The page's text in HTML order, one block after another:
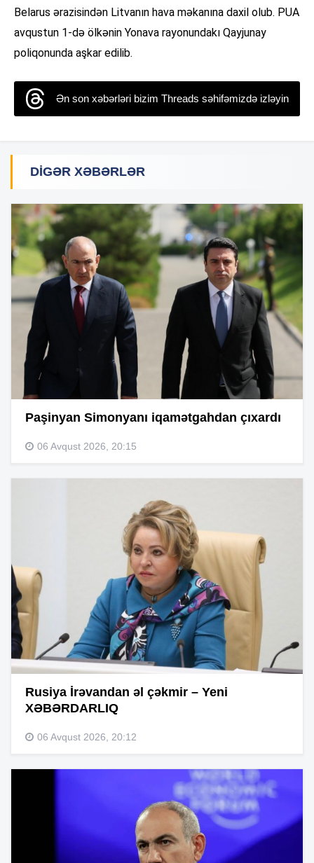
Belarus ərazisindən Litvanın hava məkanına daxil olub. PUA
avqustun 1-də ölkənin Yonava rayonundakı Qayjunay
poliqonunda aşkar edilib.
Ən son xəbərləri bizim Threads səhifəmizdə izləyin
DIGƏR XƏBƏRLƏR
Paşinyan Simonyanı iqamətgahdan çıxardı
06 Avqust 2026, 20:15
Rusiya İrəvandan əl çəkmir – Yeni
XƏBƏRDARLIQ
06 Avqust 2026, 20:12